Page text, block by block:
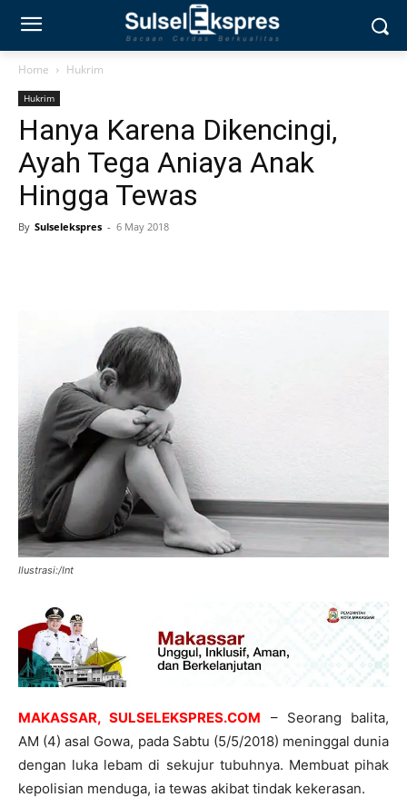
Home Hukrim
Hukrim
Hanya Karena Dikencingi,
Ayah Tega Aniaya Anak
Hingga Tewas
By Sulselekspres - 6 May 2018
Ilustrasi:/Int
MAKASSAR, SULSELEKSPRES.COM – Seorang balita,
AM (4) asal Gowa, pada Sabtu (5/5/2018) meninggal dunia
dengan luka lebam di sekujur tubuhnya. Membuat pihak
kepolisian menduga, ia tewas akibat tindak kekerasan.